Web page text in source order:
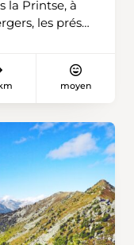
la Printse, à
les prés
des aulnaies
sèche
fruits rouges
d’épicéas),
moyen